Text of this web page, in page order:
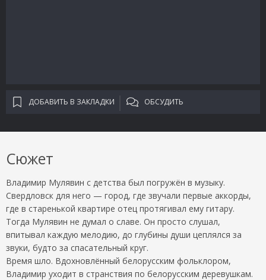
ДОБАВИТЬ В ЗАКЛАДКИ ОБСУДИТЬ
Сюжет
Владимир Мулявин с детства был погружён в музыку.
Свердловск для него — город, где звучали первые аккорды,
где в старенькой квартире отец протягивал ему гитару.
Тогда Мулявин не думал о славе. Он просто слушал,
впитывал каждую мелодию, до глубины души цеплялся за
звуки, будто за спасательный круг.
Время шло. Вдохновлённый белорусским фольклором,
Владимир уходит в странствия по белорусским деревушкам.